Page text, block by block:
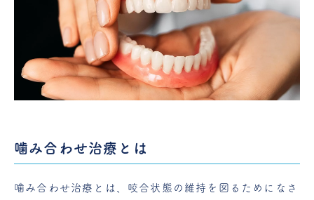
噛み合わせ治療とは
噛み合わせ治療とは、咬合状態の維持を図るためになさ